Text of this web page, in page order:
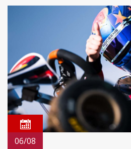
06/08